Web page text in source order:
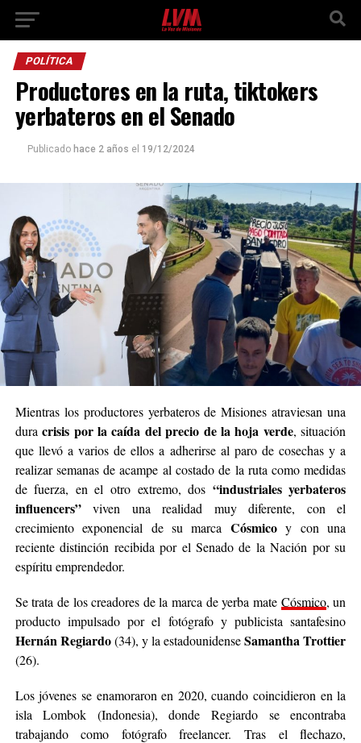
POLÍTICA
Productores en la ruta, tiktokers
yerbateros en el Senado
Publicado hace 2 años el 19/12/2024
Mientras los productores yerbateros de Misiones atraviesan una
duracrisis por la caída del precio de la hoja verde, situación
que llevó a varios de ellos a adherirse al paro de cosechas y a
realizar semanas de acampe al costado de la ruta como medidas
de fuerza, en el otro extremo, dos “industriales yerbateros
influencers”viven una realidad muy diferente, con el
crecimiento exponencial de su marca Cósmicoy con una
reciente distinción recibida por el Senado de la Nación por su
espíritu emprendedor.
Se trata de los creadores de la marca de yerba mate Cósmico, un
producto impulsado por el fotógrafo y publicista santafesino
Hernán Regiardo(34), y la estadounidenseSamantha Trottier
(26).
Los jóvenes se enamoraron en 2020, cuando coincidieron en la
isla Lombok (Indonesia), donde Regiardo se encontraba
trabajando como fotógrafo freelancer. Tras el flechazo,